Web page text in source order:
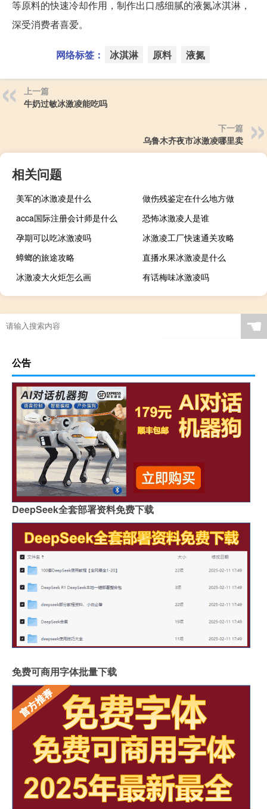
等原料的快速冷却作用，制作出口感细腻的液氮冰淇淋，
深受消费者喜爱。
网络标签： 冰淇淋 原料 液氮
上一篇
牛奶过敏冰激凌能吃吗
下一篇
乌鲁木齐夜市冰激凌哪里卖
相关问题
美军的冰激凌是什么
做伤残鉴定在什么地方做
acca国际注册会计师是什么
恐怖冰激凌人是谁
孕期可以吃冰激凌吗
冰激凌工厂快速通关攻略
蟑螂的旅途攻略
直播水果冰激凌是什么
冰激凌大火炬怎么画
有话梅味冰激凌吗
☚
公告
DeepSeek全套部署资料免费下载
免费可商用字体批量下载